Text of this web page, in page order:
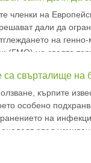
членки на
дали да
на
(ГМО) на своята
парламент
новите правила,
са свърталище на
кърпите
особено
на
след
След използване,